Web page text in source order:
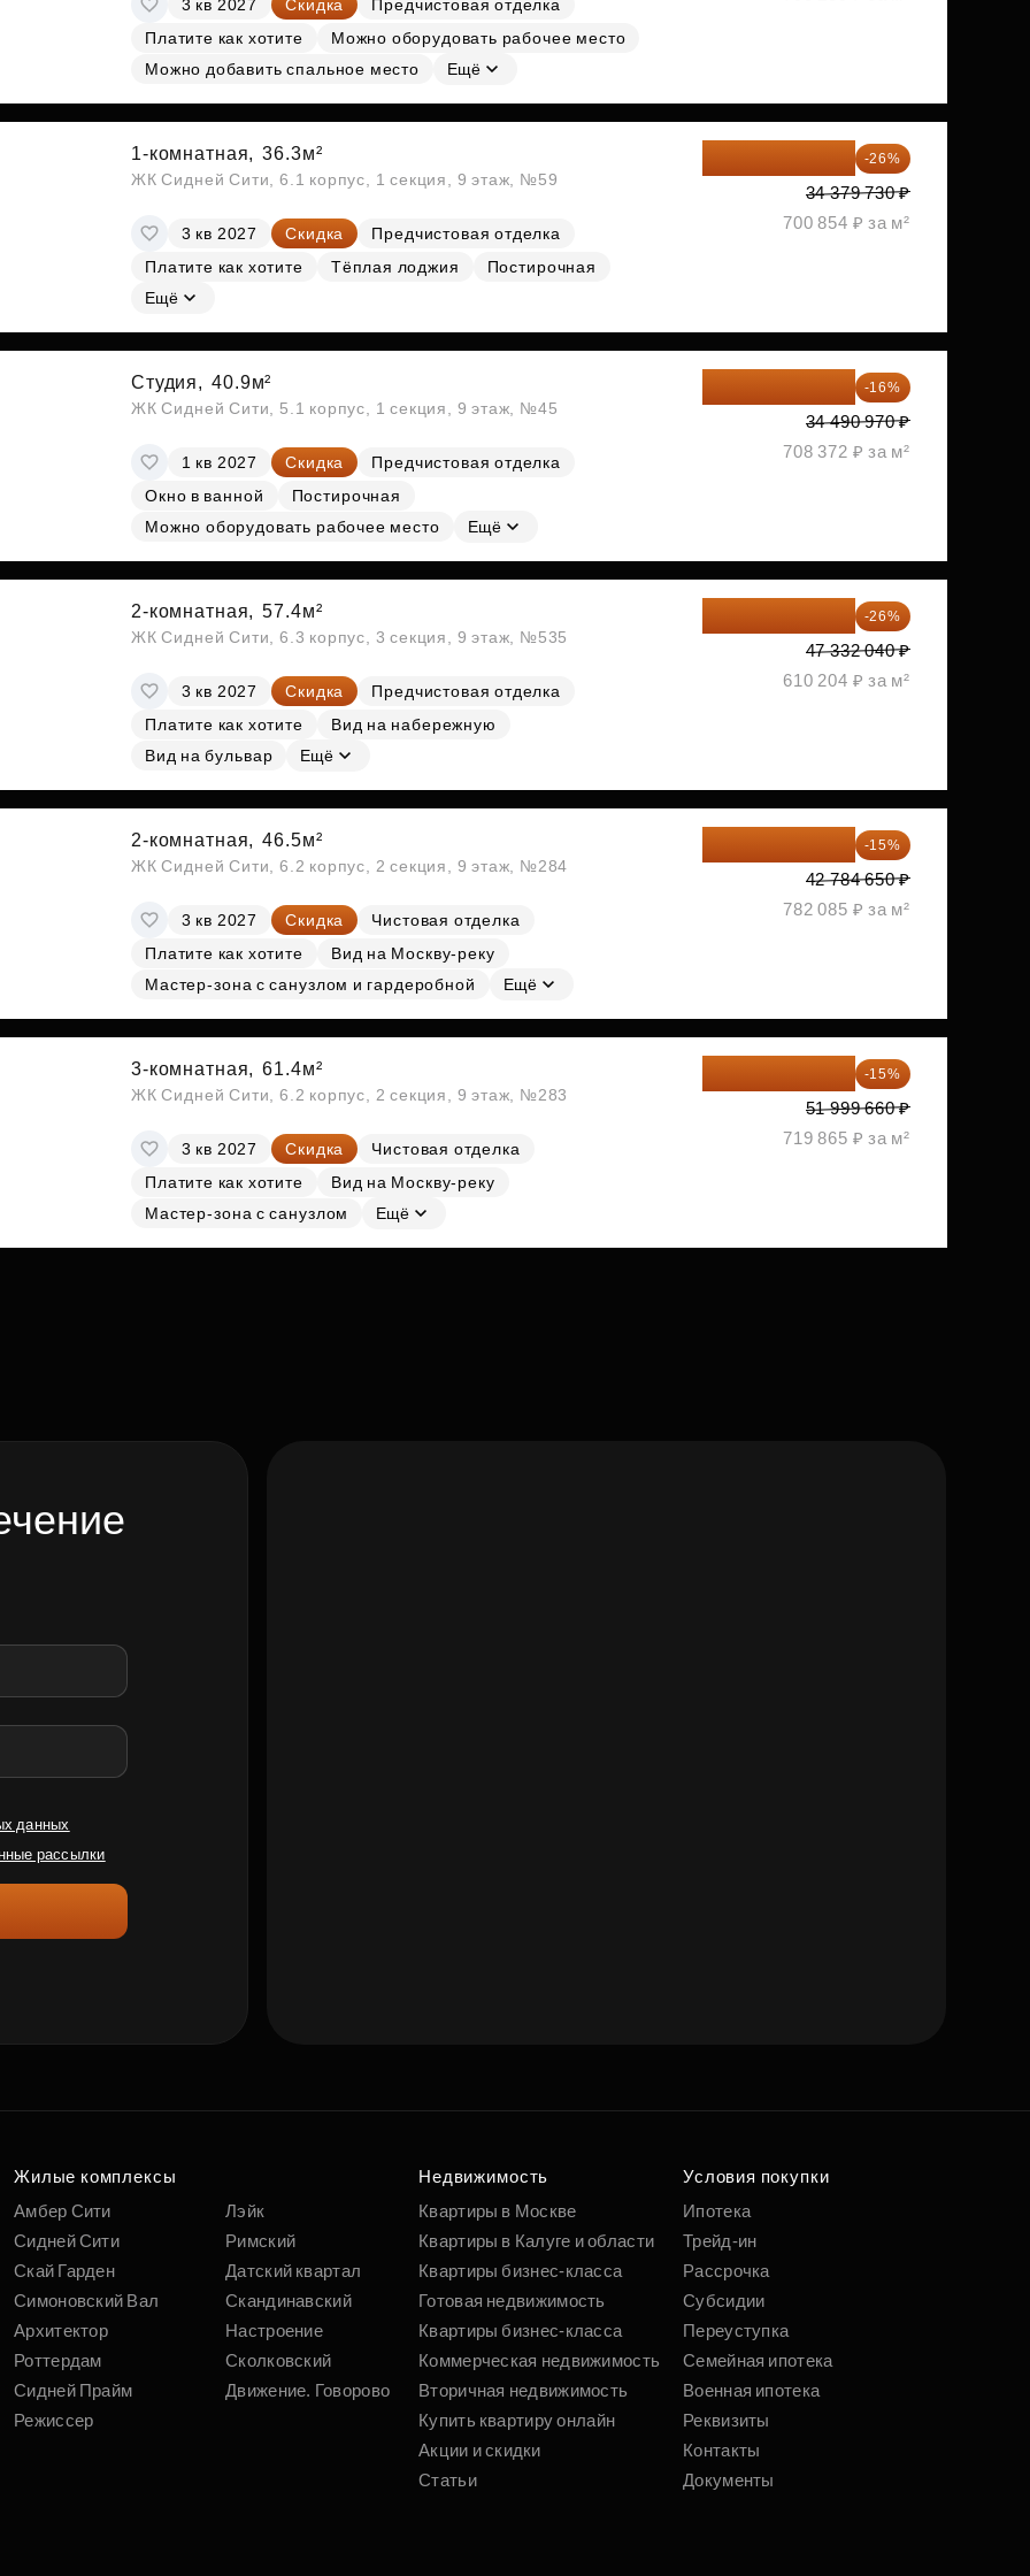
Субсидии
3 кв 2027 Скидка
Предчистовая отделка
Платите как хотите
Можно оборудовать рабочее место
Можно добавить спальное место
Ещё
1-комнатная, 36.3м²
ЖК Сидней Сити, 6.1 корпус, 1 секция, 9 этаж, №59
3 кв 2027 Скидка
Предчистовая отделка
Платите как хотите
Тёплая лоджия
Постирочная
Ещё
-26%
34 379 730 ₽
700 854 ₽ за м²
Студия, 40.9м²
ЖК Сидней Сити, 5.1 корпус, 1 секция, 9 этаж, №45
1 кв 2027 Скидка
Предчистовая отделка
Окно в ванной
Постирочная
Можно оборудовать рабочее место
Ещё
-16%
34 490 970 ₽
708 372 ₽ за м²
2-комнатная, 57.4м²
ЖК Сидней Сити, 6.3 корпус, 3 секция, 9 этаж, №535
3 кв 2027 Скидка
Предчистовая отделка
Платите как хотите
Вид на набережную
Вид на бульвар
Ещё
-26%
47 332 040 ₽
610 204 ₽ за м²
2-комнатная, 46.5м²
ЖК Сидней Сити, 6.2 корпус, 2 секция, 9 этаж, №284
3 кв 2027 Скидка
Чистовая отделка
Платите как хотите
Вид на Москву-реку
Мастер-зона с санузлом и гардеробной
Ещё
-15%
42 784 650 ₽
782 085 ₽ за м²
3-комнатная, 61.4м²
ЖК Сидней Сити, 6.2 корпус, 2 секция, 9 этаж, №283
3 кв 2027 Скидка
Чистовая отделка
Платите как хотите
Вид на Москву-реку
Мастер-зона с санузлом
Ещё
-15%
51 999 660 ₽
719 865 ₽ за м²
данных
рассылки
Жилые комплексы
Амбер Сити
Сидней Сити
Скай Гарден
Симоновский Вал
Архитектор
Роттердам
Сидней Прайм
Режиссер
Лэйк
Римский
Датский квартал
Скандинавский
Настроение
Сколковский
Движение. Говорово
Недвижимость
Квартиры в Москве
Квартиры в Калуге и области
Квартиры бизнес-класса
Готовая недвижимость
Квартиры бизнес-класса
Коммерческая недвижимость
Вторичная недвижимость
Купить квартиру онлайн
Акции и скидки
Статьи
Условия покупки
Ипотека
Трейд-ин
Рассрочка
Субсидии
Переуступка
Семейная ипотека
Военная ипотека
Реквизиты
Контакты
Документы